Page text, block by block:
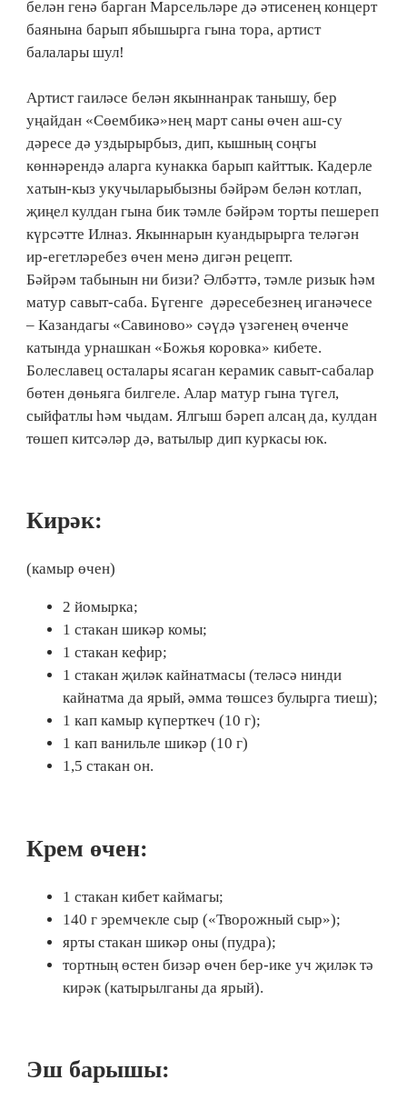
белән генә барган Марсельләре дә әтисенең концерт
баянына барып ябышырга гына тора, артист
балалары шул!
Артист гаиләсе белән якыннанрак танышу, бер
уңайдан «Сөембикә»нең март саны өчен аш-су
дәресе дә уздырырбыз, дип, кышның соңгы
көннәрендә аларга кунакка барып кайттык. Кадерле
хатын-кыз укучыларыбызны бәйрәм белән котлап,
җиңел кулдан гына бик тәмле бәйрәм торты пешереп
күрсәтте Илназ. Якыннарын куандырырга теләгән
ир-егетләребез өчен менә дигән рецепт.
Бәйрәм табынын ни бизи? Әлбәттә, тәмле ризык һәм
матур савыт-саба. Бүгенге дәресебезнең иганәчесе
– Казандагы «Савиново» сәүдә үзәгенең өченче
катында урнашкан «Божья коровка» кибете.
Болеславец осталары ясаган керамик савыт-сабалар
бөтен дөньяга билгеле. Алар матур гына түгел,
сыйфатлы һәм чыдам. Ялгыш бәреп алсаң да, кулдан
төшеп китсәләр дә, ватылыр дип куркасы юк.
Кирәк:
(камыр өчен)
2 йомырка;
1 стакан шикәр комы;
1 стакан кефир;
1 стакан җиләк кайнатмасы (теләсә нинди
кайнатма да ярый, әмма төшсез булырга тиеш);
1 кап камыр күперткеч (10 г);
1 кап ванильле шикәр (10 г)
1,5 стакан он.
​Крем өчен:
1 стакан кибет каймагы;
140 г эремчекле сыр («Творожный сыр»);
ярты стакан шикәр оны (пудра);
тортның өстен бизәр өчен бер-ике уч җиләк тә
кирәк (катырылганы да ярый).
Эш барышы: